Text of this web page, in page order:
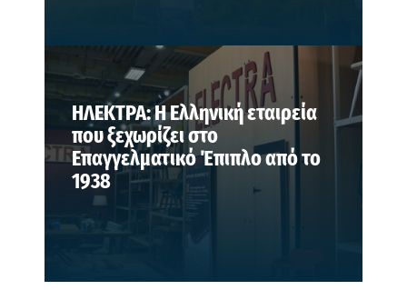
ΗΛΕΚΤΡΑ: Η Ελληνική εταιρεία
που ξεχωρίζει στο
Επαγγελματικό Έπιπλο από το
1938